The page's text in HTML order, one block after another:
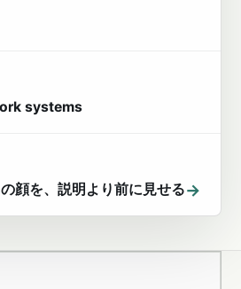
systems
顔を、説明より前に見せる→